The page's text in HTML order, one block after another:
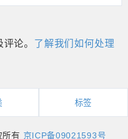
论。 了解我们如何处理
标签
所有 京ICP备09021593号